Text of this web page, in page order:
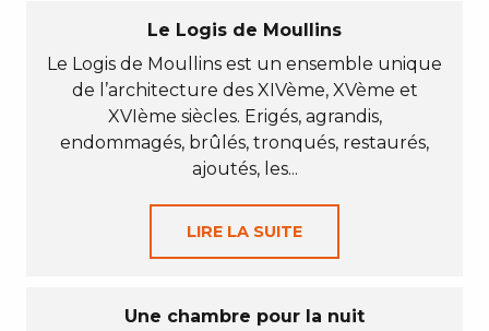
Le Logis de Moullins
Le Logis de Moullins est un ensemble unique
de l’architecture des XIVème, XVème et
XVIème siècles. Erigés, agrandis,
endommagés, brûlés, tronqués, restaurés,
ajoutés, les...
LIRE LA SUITE
Une chambre pour la nuit